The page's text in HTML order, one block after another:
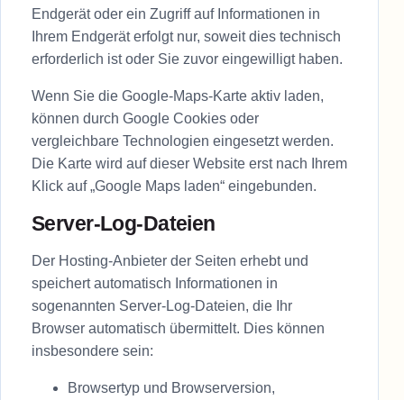
Endgerät oder ein Zugriff auf Informationen in
Ihrem Endgerät erfolgt nur, soweit dies technisch
erforderlich ist oder Sie zuvor eingewilligt haben.
Wenn Sie die Google-Maps-Karte aktiv laden,
können durch Google Cookies oder
vergleichbare Technologien eingesetzt werden.
Die Karte wird auf dieser Website erst nach Ihrem
Klick auf „Google Maps laden“ eingebunden.
Server-Log-Dateien
Der Hosting-Anbieter der Seiten erhebt und
speichert automatisch Informationen in
sogenannten Server-Log-Dateien, die Ihr
Browser automatisch übermittelt. Dies können
insbesondere sein:
Browsertyp und Browserversion,